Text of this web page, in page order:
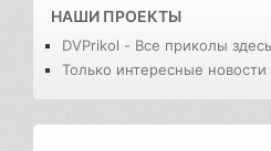
НАШИ ПРОЕКТЫ
DVPrikol - Все приколы здесь
Только интересные новости